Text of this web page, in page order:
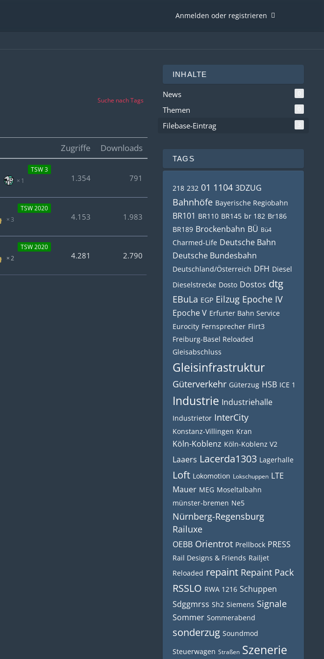
Anmelden oder registrieren
Suche nach Tags
Zugriffe Downloads
TSW 3
1 1.354 791
TSW 2020
3 4.153 1.983
TSW 2020
2 4.281 2.790
INHALTE
News
Themen
Filebase-Eintrag 3
TAGS
218 232 01 1104 3DZUG
Bahnhöfe Bayerische Regiobahn
BR101 BR110 BR145 br 182 Br186
BR189 Brockenbahn BÜ Bü4
Charmed-Life Deutsche Bahn
Deutsche Bundesbahn
Deutschland/Österreich DFH Diesel
Dieselstrecke Dosto Dostos dtg
EBuLa EGP Eilzug Epoche IV
Epoche V Erfurter Bahn Service
Eurocity Fernsprecher Flirt3
Freiburg-Basel Reloaded
Gleisabschluss
Gleisinfrastruktur
Güterverkehr Güterzug HSB ICE 1
Industrie Industriehalle
Industrietor InterCity
Konstanz-Villingen Kran
Köln-Koblenz Köln-Koblenz V2
Laaers Lacerda1303 Lagerhalle
Loft Lokomotion Lokschuppen LTE
Mauer MEG Moseltalbahn
münster-bremen Ne5
Nürnberg-Regensburg
Railuxe
OEBB Orientrot Prellbock PRESS
Rail Designs & Friends Railjet
Reloaded repaint Repaint Pack
RSSLO RWA 1216 Schuppen
Sdggmrss Sh2 Siemens Signale
Sommer Sommerabend
sonderzug Soundmod
Steuerwagen Straßen Szenerie